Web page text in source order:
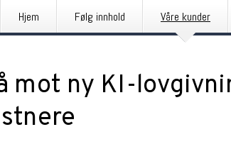
Hjem Følg innhold Våre kunder
mot ny KI-